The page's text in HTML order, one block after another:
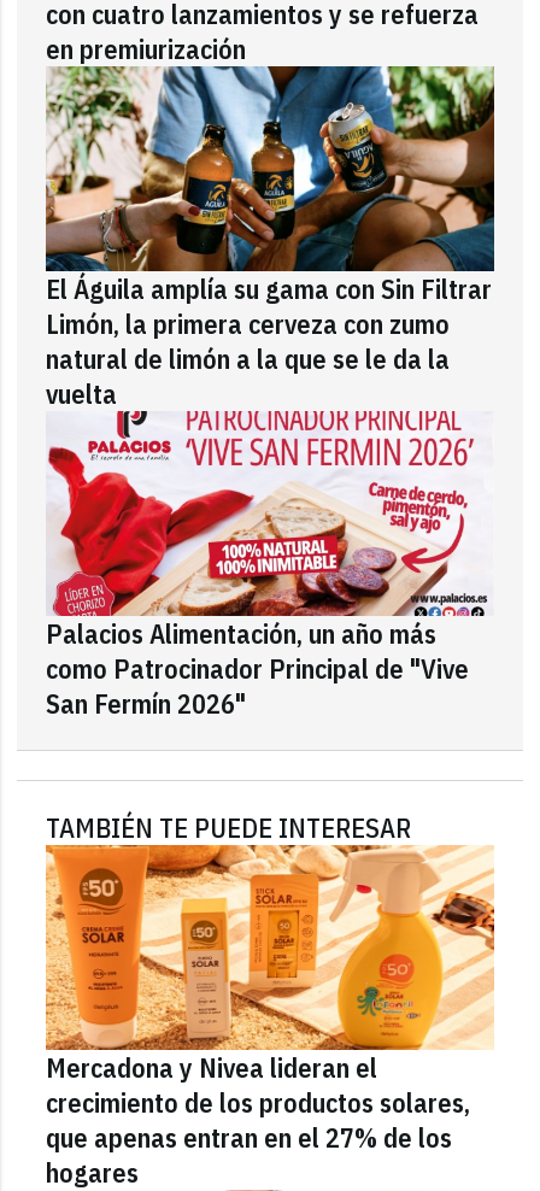
con cuatro lanzamientos y se refuerza
en premiurización
El Águila amplía su gama con Sin Filtrar
Limón, la primera cerveza con zumo
natural de limón a la que se le da la
vuelta
Palacios Alimentación, un año más
como Patrocinador Principal de "Vive
San Fermín 2026"
TAMBIÉN TE PUEDE INTERESAR
Mercadona y Nivea lideran el
crecimiento de los productos solares,
que apenas entran en el 27% de los
hogares